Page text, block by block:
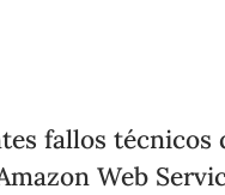
fallos
Web